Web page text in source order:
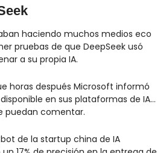
haciendo muchos medios eco
pruebas de que DeepSeek usó
a su propia IA.
horas después Microsoft informó
en sus plataformas de IA…
puedan comentar.
de la startup china de IA